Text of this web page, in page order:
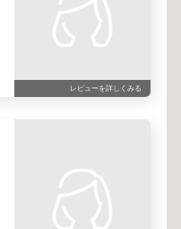
レビューを詳しくみる